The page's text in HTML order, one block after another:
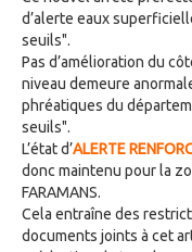
d’alerte eaux
seuils".
Pas d’amélioration du
niveau demeure
phréatiques du
seuils".
L’état d’ALERTE
donc maintenu pour la
FARAMANS.
Cela entraîne des
documents joints à cet